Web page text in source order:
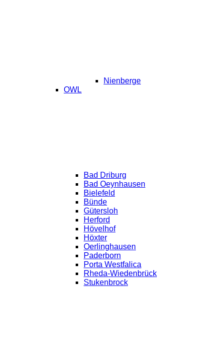
Nienberge
OWL
Bad Driburg
Bad Oeynhausen
Bielefeld
Bünde
Gütersloh
Herford
Hövelhof
Höxter
Oerlinghausen
Paderborn
Porta Westfalica
Rheda-Wiedenbrück
Stukenbrock